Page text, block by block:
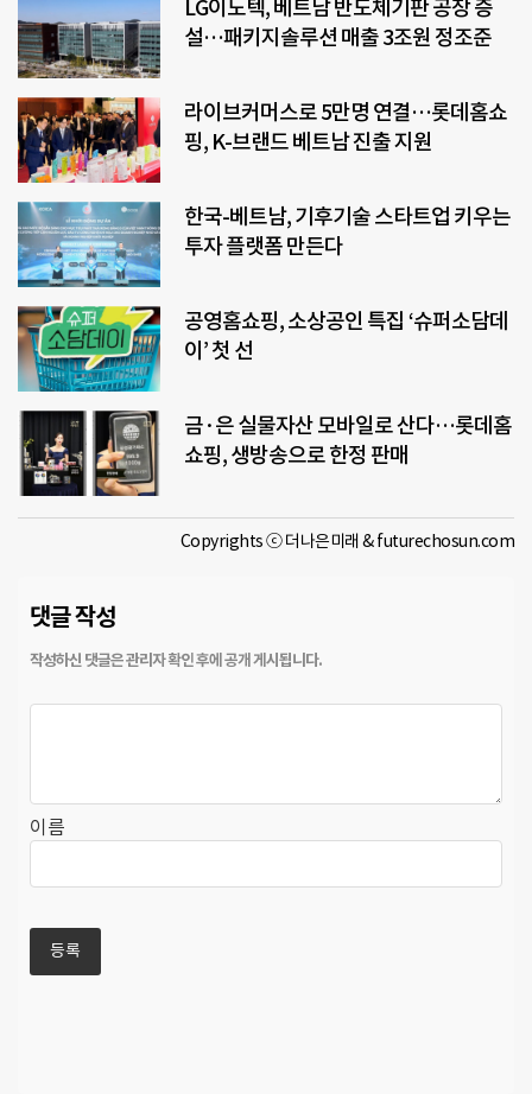
LG이노텍, 베트남 반도체기판 공장 증
설…패키지솔루션 매출 3조원 정조준
라이브커머스로 5만명 연결…롯데홈쇼
핑, K-브랜드 베트남 진출 지원
한국-베트남, 기후기술 스타트업 키우는
투자 플랫폼 만든다
공영홈쇼핑, 소상공인 특집 ‘슈퍼소담데
이’ 첫 선
금·은 실물자산 모바일로 산다…롯데홈
쇼핑, 생방송으로 한정 판매
Copyrights ⓒ 더나은미래 & futurechosun.com
댓글 작성
이름